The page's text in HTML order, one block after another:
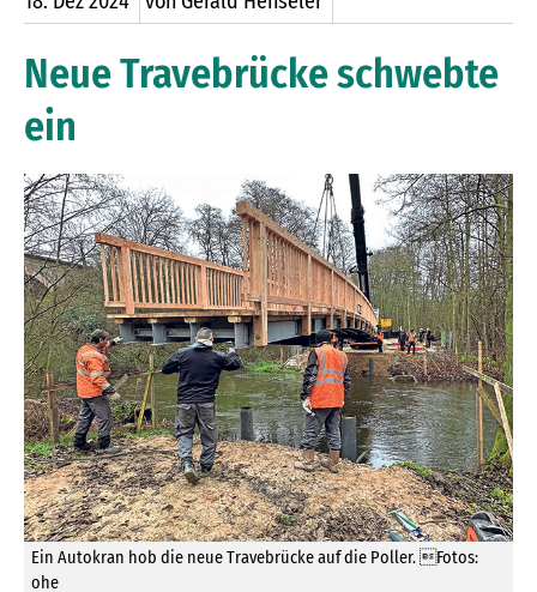
Neue Travebrücke schwebte
ein
Ein Autokran hob die neue Travebrücke auf die Poller. Fotos:
ohe